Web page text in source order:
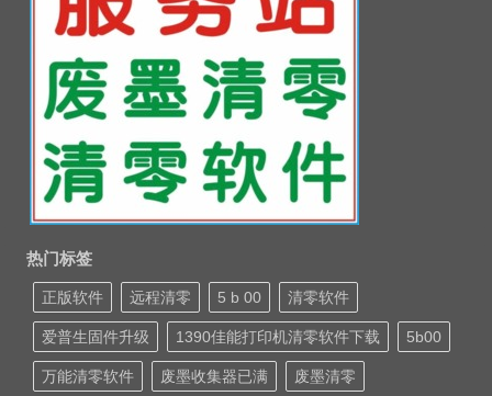
热门标签
正版软件 远程清零 5 b 00 清零软件
爱普生固件升级 1390佳能打印机清零软件下载 5b00
万能清零软件 废墨收集器已满 废墨清零